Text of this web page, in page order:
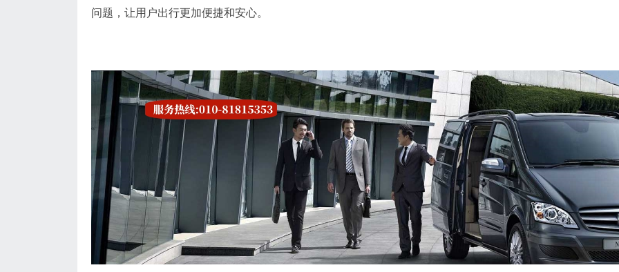
问题，让用户出行更加便捷和安心。